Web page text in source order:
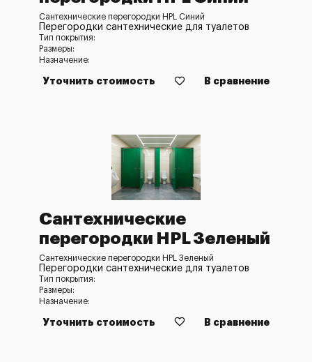
Сантехнические перегородки HPL Синий
Перегородки сантехнические для туалетов
Тип покрытия:
Размеры:
Назначение:
Уточнить стоимость В сравнение
Сантехнические
перегородки HPL Зеленый
Сантехнические перегородки HPL Зеленый
Перегородки сантехнические для туалетов
Тип покрытия:
Размеры:
Назначение:
Уточнить стоимость В сравнение